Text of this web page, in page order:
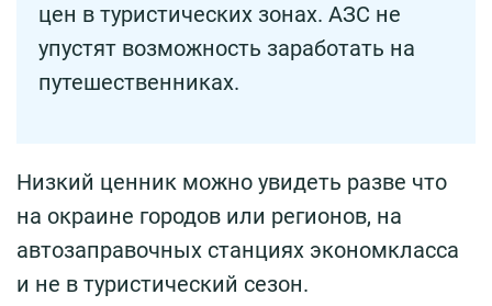
цен в туристических зонах. АЗС не
упустят возможность заработать на
путешественниках.
Низкий ценник можно увидеть разве что
на окраине городов или регионов, на
автозаправочных станциях экономкласса
и не в туристический сезон.